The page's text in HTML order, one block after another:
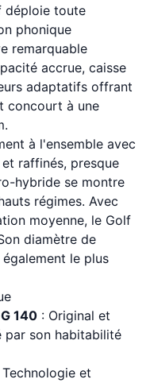
déploie toute
phonique
remarquable
accrue, caisse
adaptatifs offrant
concourt à une
à l'ensemble avec
raffinés, presque
hybride se montre
régimes. Avec
moyenne, le Golf
diamètre de
le plus
140 : Original et
par son habitabilité
Technologie et